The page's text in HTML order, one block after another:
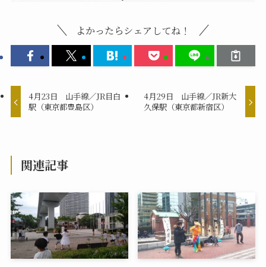
よかったらシェアしてね！
4月23日 山手線／JR目白
駅（東京都豊島区）
4月29日 山手線／JR新大
久保駅（東京都新宿区）
関連記事